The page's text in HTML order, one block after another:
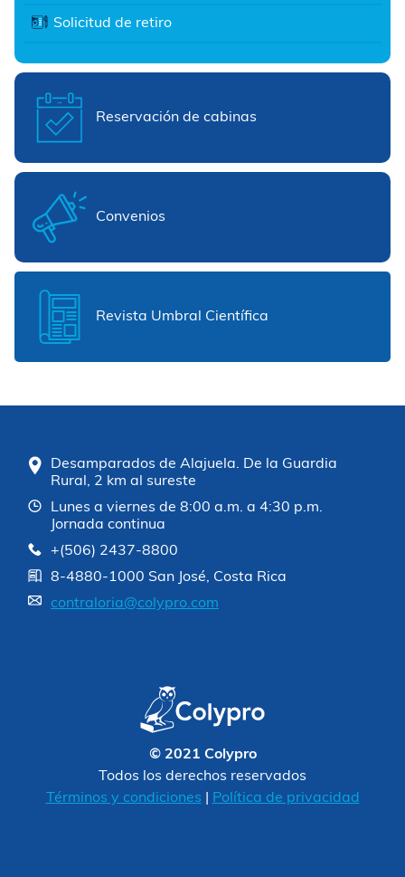
Solicitud de retiro
Reservación de cabinas
Convenios
Revista Umbral Científica
Desamparados de Alajuela. De la Guardia
Rural, 2 km al sureste
Lunes a viernes de 8:00 a.m. a 4:30 p.m.
Jornada continua
+(506) 2437-8800
8-4880-1000 San José, Costa Rica
contraloria@colypro.com
© 2021 Colypro
Todos los derechos reservados
Términos y condiciones
Política de privacidad